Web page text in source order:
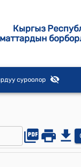
Кыргыз
суроолор